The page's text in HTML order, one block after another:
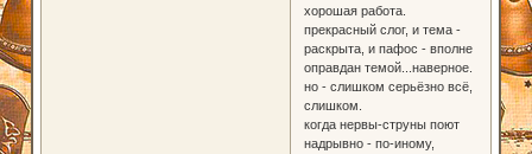
хорошая работа.
прекрасный слог, и тема -
раскрыта, и пафос - вполне
оправдан темой...наверное.
но - слишком серьёзно всё,
слишком.
когда нервы-струны поют
надрывно - по-иному,